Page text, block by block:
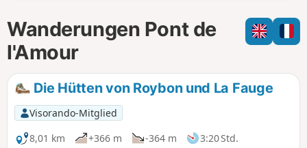
o
n
e
e
e
i
h
m
Wanderungen Pont de
l'Amour
Die Hütten von Roybon und La Fauge
Visorando-Mitglied
8,01 km
+366 m -364 m
3:20 Std.